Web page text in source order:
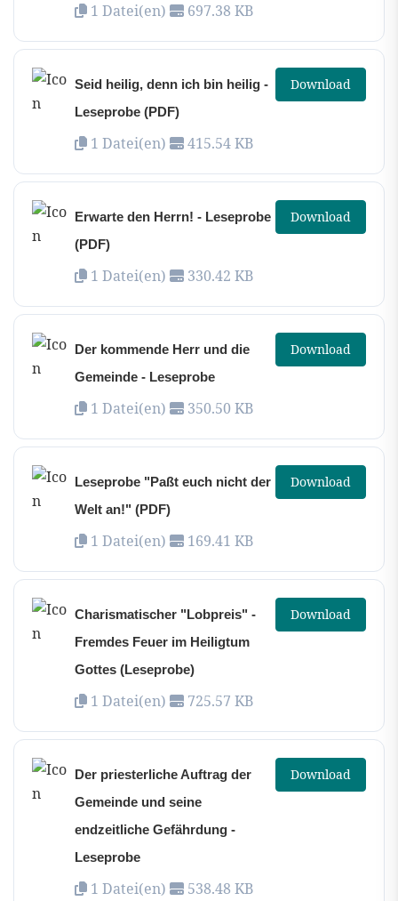
1 Datei(en) 697.38 KB
Seid heilig, denn ich bin heilig -
Leseprobe (PDF)
1 Datei(en) 415.54 KB
Download
Erwarte den Herrn! - Leseprobe
(PDF)
1 Datei(en) 330.42 KB
Download
Der kommende Herr und die
Gemeinde - Leseprobe
1 Datei(en) 350.50 KB
Download
Leseprobe "Paßt euch nicht der
Welt an!" (PDF)
1 Datei(en) 169.41 KB
Download
Charismatischer "Lobpreis" -
Fremdes Feuer im Heiligtum
Gottes (Leseprobe)
1 Datei(en) 725.57 KB
Download
Der priesterliche Auftrag der
Gemeinde und seine
endzeitliche Gefährdung -
Leseprobe
1 Datei(en) 538.48 KB
Download